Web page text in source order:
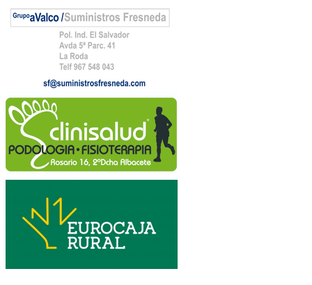
Hasta las 23:00 h del 23 de enero de 2023;
25€ (Incluye Camiseta Técnica Conmemorativa
de la talla seleccionada)
Desde las 23:01 h del 23 enero de 2023;
29€ (No asegura la talla seleccionada de la
Camiseta Técnica Conmemorativa)
Descuento de 5€ a quien posea Licencia 2023
Modalidad B o superior de la Federación de Deportes
de Montaña de Castilla-La Mancha